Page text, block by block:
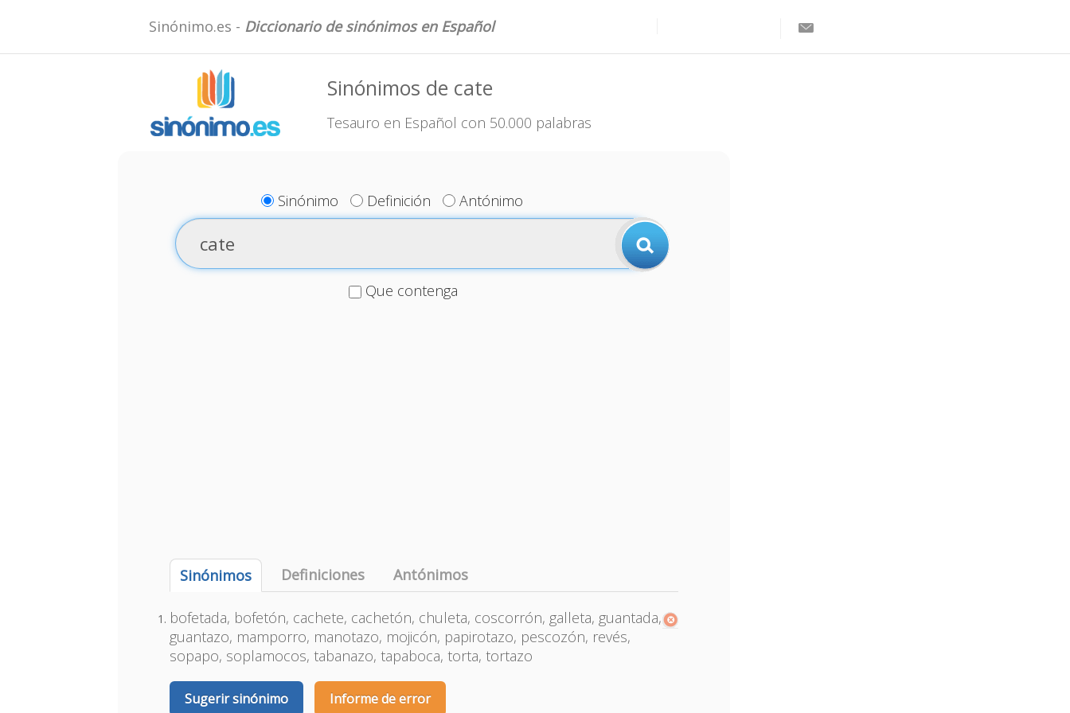
Sinónimo.es - Diccionario de sinónimos en Español
Sinónimos de cate
Tesauro en Español con 50.000 palabras
Sinónimo Definición Antónimo
Que contenga
Sinónimos Definiciones Antónimos
bofetada, bofetón, cachete, cachetón, chuleta, coscorrón, galleta, guantada,
guantazo, mamporro, manotazo, mojicón, papirotazo, pescozón, revés,
sopapo, soplamocos, tabanazo, tapaboca, torta, tortazo
Sugerir sinónimo Informe de error